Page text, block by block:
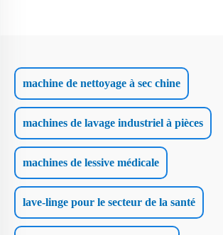
machine de nettoyage à sec chine
machines de lavage industriel à pièces
machines de lessive médicale
lave-linge pour le secteur de la santé